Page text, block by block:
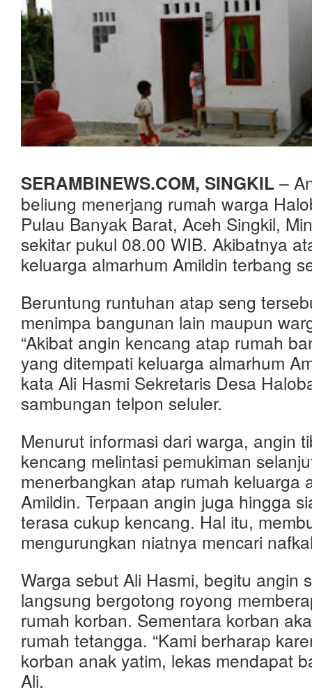
SERAMBINEWS.COM, SINGKIL –
beliung menerjang rumah warga
Pulau Banyak Barat, Aceh Singkil,
sekitar pukul 08.00 WIB. Akibatnya
keluarga almarhum Amildin terbang
Beruntung runtuhan atap seng
menimpa bangunan lain maupun
“Akibat angin kencang atap rumah
yang ditempati keluarga almarhum
kata Ali Hasmi Sekretaris Desa
sambungan telpon seluler.
Menurut informasi dari warga, angin
kencang melintasi pemukiman
menerbangkan atap rumah keluarga
Amildin. Terpaan angin juga hingga
terasa cukup kencang. Hal itu,
mengurungkan niatnya mencari
Warga sebut Ali Hasmi, begitu angin
langsung bergotong royong
rumah korban. Sementara korban
rumah tetangga. “Kami berharap
korban anak yatim, lekas mendapat
Ali.